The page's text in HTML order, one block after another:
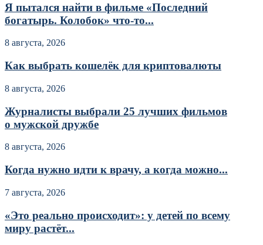
Я пытался найти в фильме «Последний
богатырь. Колобок» что-то...
8 августа, 2026
Как выбрать кошелёк для криптовалюты
8 августа, 2026
Журналисты выбрали 25 лучших фильмов
о мужской дружбе
8 августа, 2026
Когда нужно идти к врачу, а когда можно...
7 августа, 2026
«Это реально происходит»: у детей по всему
миру растёт...